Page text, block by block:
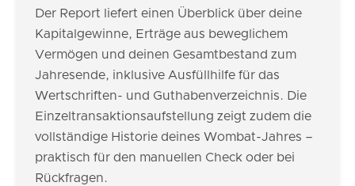
Der Report liefert einen Überblick über deine
Kapitalgewinne, Erträge aus beweglichem
Vermögen und deinen Gesamtbestand zum
Jahresende, inklusive Ausfüllhilfe für das
Wertschriften- und Guthabenverzeichnis. Die
Einzeltransaktionsaufstellung zeigt zudem die
vollständige Historie deines Wombat-Jahres –
praktisch für den manuellen Check oder bei
Rückfragen.